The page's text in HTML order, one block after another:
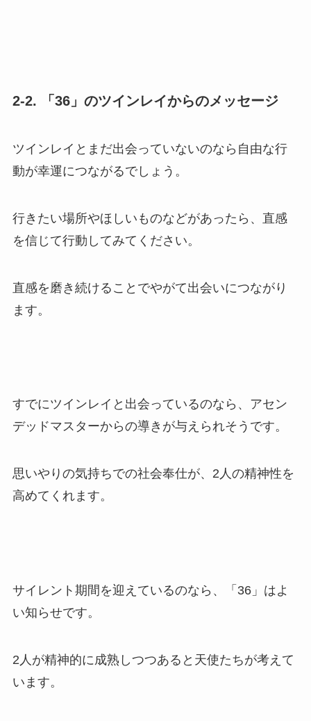
2-2. 「36」のツインレイからのメッセージ
ツインレイとまだ出会っていないのなら自由な行
動が幸運につながるでしょう。
行きたい場所やほしいものなどがあったら、直感
を信じて行動してみてください。
直感を磨き続けることでやがて出会いにつながり
ます。
すでにツインレイと出会っているのなら、アセン
デッドマスターからの導きが与えられそうです。
思いやりの気持ちでの社会奉仕が、2人の精神性を
高めてくれます。
サイレント期間を迎えているのなら、「36」はよ
い知らせです。
2人が精神的に成熟しつつあると天使たちが考えて
います。